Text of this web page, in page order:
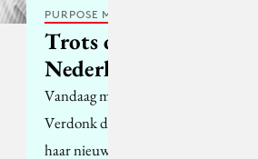
PURPOSE MARKETING
Trots op
Nederland?
Vandaag maakte Rita
Verdonk de naam van
haar nieuwe politieke